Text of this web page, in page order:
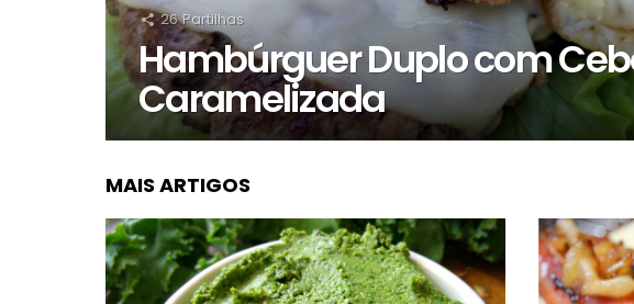
26 Partilhas
Hambúrguer Duplo com
Caramelizada
MAIS ARTIGOS